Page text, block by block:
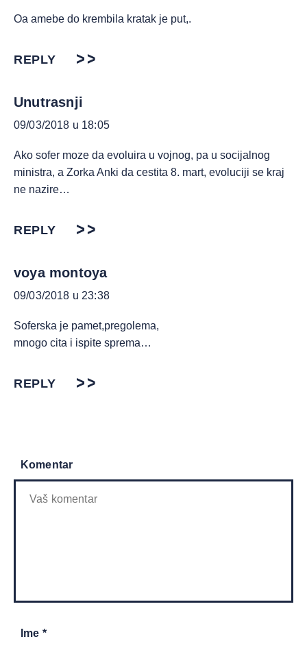
Oa amebe do krembila kratak je put,.
REPLY
Unutrasnji
09/03/2018 u 18:05
Ako sofer moze da evoluira u vojnog, pa u socijalnog
ministra, a Zorka Anki da cestita 8. mart, evoluciji se kraj
ne nazire…
REPLY
voya montoya
09/03/2018 u 23:38
Soferska je pamet,pregolema,
mnogo cita i ispite sprema…
REPLY
Komentar
Ime *